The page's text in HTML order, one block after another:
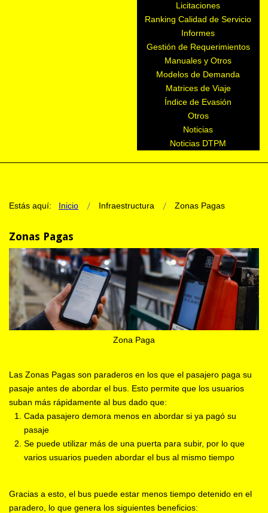
Licitaciones
Ranking Calidad de Servicio
Informes
Gestión de Requerimientos
Manuales y Otros
Modelos de Demanda
Matrices de Viaje
Índice de Evasión
Otros
Noticias
Noticias DTPM
Estás aquí: Inicio Infraestructura Zonas Pagas
Zonas Pagas
Zona Paga
Las Zonas Pagas son paraderos en los que el pasajero paga su
pasaje antes de abordar el bus. Esto permite que los usuarios
suban más rápidamente al bus dado que:
Cada pasajero demora menos en abordar si ya pagó su
pasaje
Se puede utilizar más de una puerta para subir, por lo que
varios usuarios pueden abordar el bus al mismo tiempo
Gracias a esto, el bus puede estar menos tiempo detenido en el
paradero, lo que genera los siguientes beneficios: